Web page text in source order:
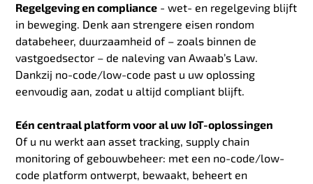
Regelgeving en compliance - wet- en regelgeving blijft
in beweging. Denk aan strengere eisen rondom
databeheer, duurzaamheid of – zoals binnen de
vastgoedsector – de naleving van Awaab’s Law.
Dankzij no-code/low-code past u uw oplossing
eenvoudig aan, zodat u altijd compliant blijft.
Eén centraal platform voor al uw IoT-oplossingen
Of u nu werkt aan asset tracking, supply chain
monitoring of gebouwbeheer: met een no-code/low-
code platform ontwerpt, bewaakt, beheert en